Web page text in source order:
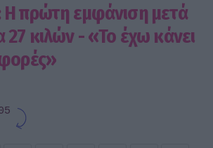
Η πρώτη εμφάνιση μετά
27 κιλών - «Το έχω κάνει